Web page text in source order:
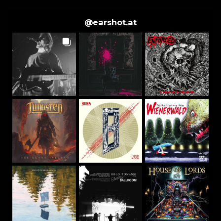
@earshot.at